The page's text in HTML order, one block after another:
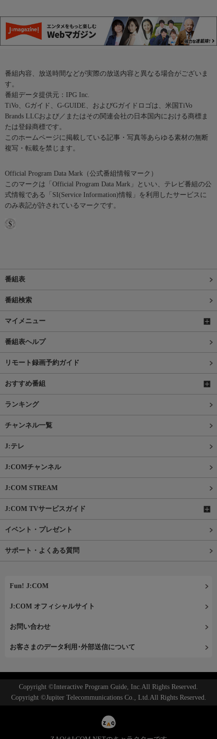
番組内容、放送時間などが実際の放送内容と異なる場合がございま
す。
番組データ提供元：IPG Inc.
TiVo、Gガイド、G-GUIDE、およびGガイドロゴは、米国TiVo
Brands LLCおよび／またはその関連会社の日本国内における商標ま
たは登録商標です。
このホームページに掲載している記事・写真等あらゆる素材の無断
複写・転載を禁じます。
Official Program Data Mark（公式番組情報マーク）
このマークは「Official Program Data Mark」といい、テレビ番組の公
式情報である「SI(Service Information)情報」を利用したサービスに
のみ表記が許されているマークです。
番組表
番組検索
マイメニュー
番組表ヘルプ
リモート録画予約ガイド
おすすめ番組
ランキング
チャンネル一覧
J:テレ
J:COMチャンネル
J:COM STREAM
J:COM TVサービスガイド
イベント・プレゼント
サポート・よくある質問
Fun! J:COM
J:COM オフィシャルサイト
お問い合わせ
お客さまのデータ利用･外部送信について
Copyright ©Interactive Program Guide, Inc.All Rights Reserved.
Copyright ©Jupiter Telecommunications Co., Ltd.All Rights Reserved.